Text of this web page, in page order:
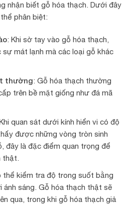
nhận biết gỗ hóa thạch. Dưới đây
phân biệt:
: Khi sờ tay vào gỗ hóa thạch,
mát lạnh mà các loại gỗ khác
thường: Gỗ hóa thạch thường
trên bề mặt giống như đá mã
quan sát dưới kính hiển vi có độ
được những vòng tròn sinh
đây là đặc điểm quan trọng để
thật.
thể kiểm tra độ trong suốt bằng
sáng. Gỗ hóa thạch thật sẽ
qua, trong khi gỗ hóa thạch giả